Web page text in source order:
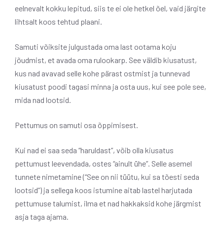
eelnevalt kokku lepitud, siis te ei ole hetkel õel, vaid järgite
lihtsalt koos tehtud plaani.
Samuti võiksite julgustada oma last ootama koju
jõudmist, et avada oma rulookarp. See väldib kiusatust,
kus nad avavad selle kohe pärast ostmist ja tunnevad
kiusatust poodi tagasi minna ja osta uus, kui see pole see,
mida nad lootsid.
Pettumus on samuti osa õppimisest.
Kui nad ei saa seda “haruldast”, võib olla kiusatus
pettumust leevendada, ostes “ainult ühe”. Selle asemel
tunnete nimetamine (“See on nii tüütu, kui sa tõesti seda
lootsid”) ja sellega koos istumine aitab lastel harjutada
pettumuse talumist, ilma et nad hakkaksid kohe järgmist
asja taga ajama.